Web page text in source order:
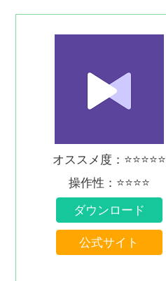
オススメ度：⭐⭐⭐⭐⭐
操作性：⭐⭐⭐⭐
ダウンロード
公式サイト